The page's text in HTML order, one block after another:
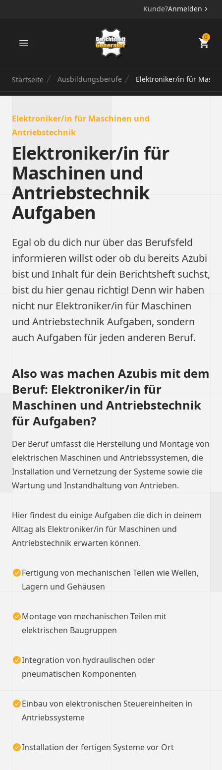
Kunde?Anmelden
Berichtsheft Generator 0
Startseite Ausbildungsberufe Elektroniker/in für
Elektroniker/in für Maschinen und
Antriebstechnik
Elektroniker/in für
Maschinen und
Antriebstechnik
Aufgaben
Egal ob du dich nur über das Berufsfeld
informieren willst oder ob du bereits Azubi
bist und Inhalt für dein Berichtsheft suchst,
bist du hier genau richtig! Denn wir haben
nicht nur Elektroniker/in für Maschinen
und Antriebstechnik Aufgaben, sondern
auch Aufgaben für jeden anderen Beruf.
Also was machen Azubis mit dem
Beruf: Elektroniker/in für
Maschinen und Antriebstechnik
für Aufgaben?
Der Beruf umfasst die Herstellung und Montage von
elektrischen Maschinen und Antriebssystemen, die
Installation und Vernetzung der Systeme sowie die
Wartung und Instandhaltung von Antrieben.
Hier findest du einige Aufgaben die dich in deinem
Alltag als Elektroniker/in für Maschinen und
Antriebstechnik erwarten können.
Fertigung von mechanischen Teilen wie Wellen,
Lagern und Gehäusen
Montage von mechanischen Teilen mit
elektrischen Baugruppen
Integration von hydraulischen oder
pneumatischen Komponenten
Einbau von elektronischen Steuereinheiten in
Antriebssysteme
Installation der fertigen Systeme vor Ort